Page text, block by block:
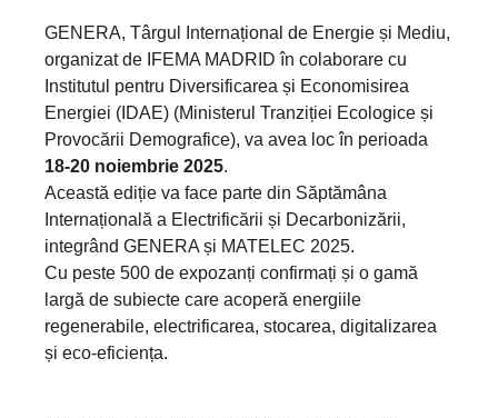
GENERA, Târgul Internațional de Energie și Mediu,
organizat de IFEMA MADRID în colaborare cu
Institutul pentru Diversificarea și Economisirea
Energiei (IDAE) (Ministerul Tranziției Ecologice și
Provocării Demografice), va avea loc în perioada
18-20 noiembrie 2025.
Această ediție va face parte din Săptămâna
Internațională a Electrificării și Decarbonizării,
integrând GENERA și MATELEC 2025.
Cu peste 500 de expozanți confirmați și o gamă
largă de subiecte care acoperă energiile
regenerabile, electrificarea, stocarea, digitalizarea
și eco-eficiența.